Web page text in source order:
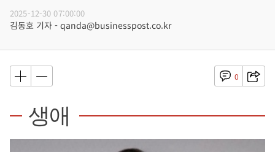
2025-12-30 07:00:00
김동호 기자 - qanda@businesspost.co.kr
0
생애